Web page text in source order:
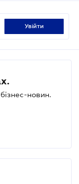
увійти
новин.